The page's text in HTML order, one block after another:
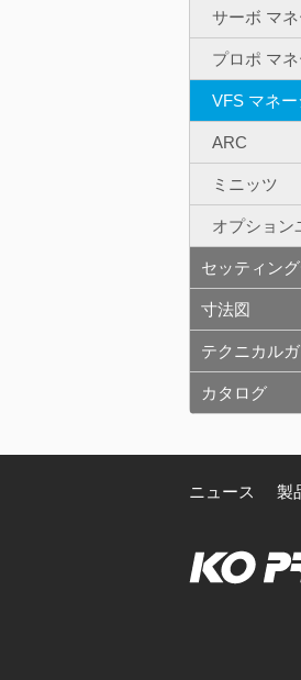
サーボ マ
プロポ マ
VFS マネ
ARC
ミニッツ
オプション
セッティン
寸法図
テクニカル
カタログ
ニュース 製